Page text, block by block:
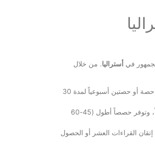
في أستراليا. من خلال
تبدأ من حوالي 50-80 دولاراً أسترالياً شهرياً. هذه الباقات غالبًا ما تقدم حصة أو حصتين أسبوعياً لمدة 30
تتراوح بين 90-150 دولاراً أسترالياً شهرياً. هذه الباقات هي الأكثر رواجاً، وتوفر حصصاً أطول (45-60
في إتقان القراءات العشر أو الحصول